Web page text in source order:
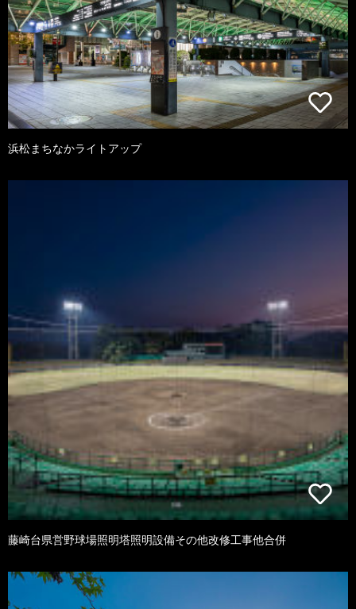
浜松まちなかライトアップ
藤崎台県営野球場照明塔照明設備その他改修工事他合併